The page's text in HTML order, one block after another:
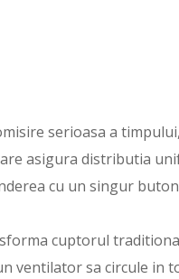
serioasa a
asigura distributia
cu un singur
cuptorul
ventilator sa circule in